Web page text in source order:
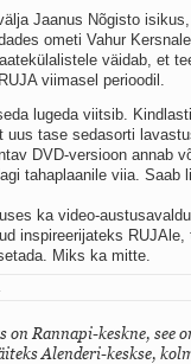
Jaanus Nõgisto
ometi Vahur
väidab, et
viimasel perioodil.
lugeda viitsib.
uus tase sedasorti
DVD-versioon annab
tahaplaanile viia. Saab
ka video-
inspireerijateks RUJAle,
Miks ka mitte.
on Rannapi-keskne, see
Alenderi-keskse,